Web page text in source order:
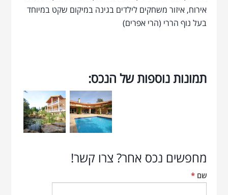
אירוח, איזור משחקים לילדים בגינה במיקום שקט במיוחד
בעל נוף הררי (הרי אפרים)
תמונות נוספות של הנכס:
מחפשים נכס אחר? צרו קשר!
שם*